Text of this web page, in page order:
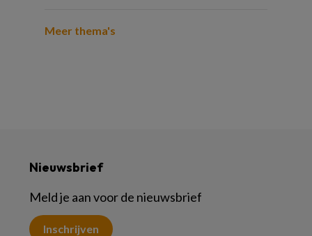
Meer thema's
Nieuwsbrief
Meld je aan voor de nieuwsbrief
Inschrijven